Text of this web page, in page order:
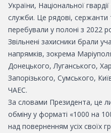
України, Національної
служби. Це рядові, сержанти
перебували у полоні з 2022
Звільнені захисники брали
напрямків, зокрема
Донецького, Луганського,
Запорізького, Сумського,
ЧАЕС.
За словами Президента, це
обміну у форматі «1000 на
над поверненням усіх своїх